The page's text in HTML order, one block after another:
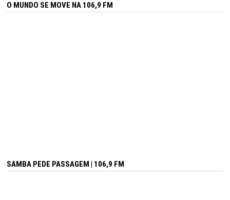
O MUNDO SE MOVE NA 106,9 FM
SAMBA PEDE PASSAGEM | 106,9 FM